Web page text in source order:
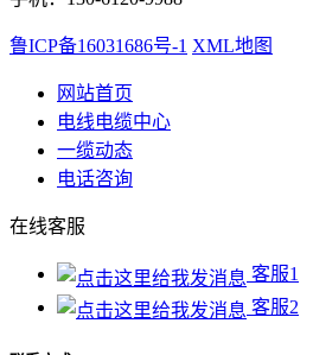
鲁ICP备16031686号-1 XML地图
网站首页
电线电缆中心
一缆动态
电话咨询
在线客服
客服1
客服2